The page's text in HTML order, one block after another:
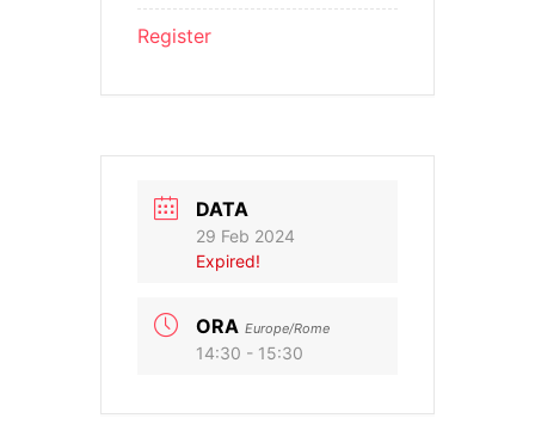
Register
DATA
29 Feb 2024
Expired!
ORA Europe/Rome
14:30 - 15:30